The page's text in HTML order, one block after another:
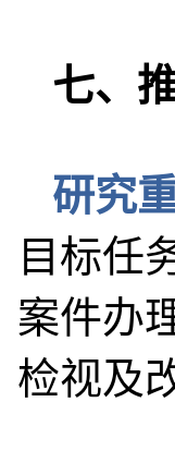
七、
研究
目标任
案件办
检视及